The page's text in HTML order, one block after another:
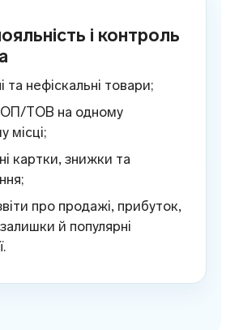
і контроль
та нефіскальні товари;
ТОВ на одному
місці;
картки, знижки та
про продажі, прибуток,
й популярні